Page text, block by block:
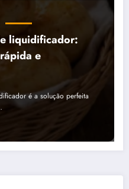
liquidificador:
e
é a solução perfeita